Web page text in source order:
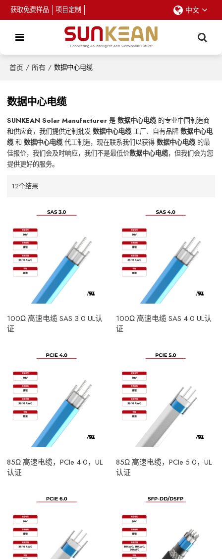
获取免费样品 项目定制 中文
首页 / 所有 / 数据中心电缆
数据中心电缆
SUNKEAN Solar Manufacturer 是数据中心电缆的专业中国制造商
和供应商，我们提供定制批发数据中心电缆工厂、自有品牌数据中心电
缆和数据中心电缆代工制造，现在联系我们以获得数据中心电缆的最
佳报价，我们会及时响应，我们不是最低价数据中心电缆，但我们会为您
提供更好的服务。
12个结果
100Ω 高速电缆 SAS 3.0 UL认
证
100Ω 高速电缆 SAS 4.0 UL认
证
85Ω 高速电缆，PCIe 4.0，UL
认证
85Ω 高速电缆，PCIe 5.0，UL
认证